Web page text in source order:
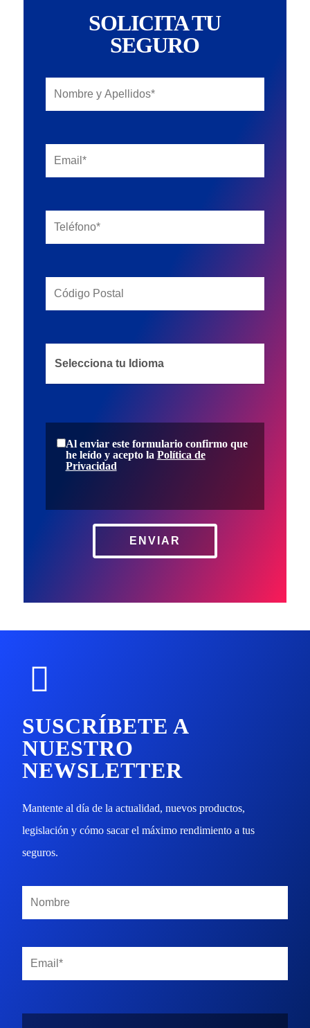
SOLICITA TU
SEGURO
Al enviar este formulario confirmo que
he leído y acepto la Política de
Privacidad
ENVIAR
SUSCRÍBETE A
NUESTRO
NEWSLETTER
Mantente al día de la actualidad, nuevos productos,
legislación y cómo sacar el máximo rendimiento a tus
seguros.